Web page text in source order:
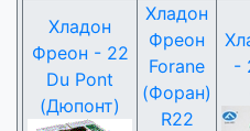
Хладон
Фреон - 22
Du Pont
(Дюпонт)
Хладон
Фреон
Forane
(Форан)
R22
-